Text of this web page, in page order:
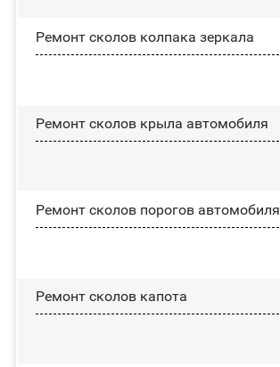
Ремонт сколов колпака зеркала
Ремонт сколов крыла автомобиля
Ремонт сколов порогов автомобиля
Ремонт сколов капота